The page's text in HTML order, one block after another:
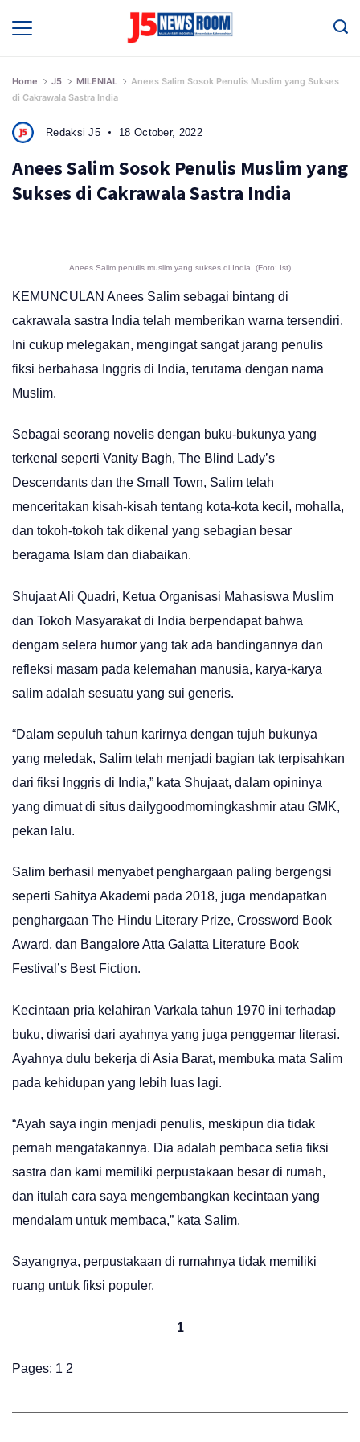
Home J5 MILENIAL
Anees Salim Sosok Penulis Muslim yang Sukses
di Cakrawala Sastra India
Redaksi J5 18 October, 2022
Anees Salim Sosok Penulis Muslim yang
Sukses di Cakrawala Sastra India
Anees Salim penulis muslim yang sukses di India. (Foto: Ist)
KEMUNCULAN Anees Salim sebagai bintang di
cakrawala sastra India telah memberikan warna tersendiri.
Ini cukup melegakan, mengingat sangat jarang penulis
fiksi berbahasa Inggris di India, terutama dengan nama
Muslim.
Sebagai seorang novelis dengan buku-bukunya yang
terkenal seperti Vanity Bagh, The Blind Lady’s
Descendants dan the Small Town, Salim telah
menceritakan kisah-kisah tentang kota-kota kecil, mohalla,
dan tokoh-tokoh tak dikenal yang sebagian besar
beragama Islam dan diabaikan.
Shujaat Ali Quadri, Ketua Organisasi Mahasiswa Muslim
dan Tokoh Masyarakat di India berpendapat bahwa
dengam selera humor yang tak ada bandingannya dan
refleksi masam pada kelemahan manusia, karya-karya
salim adalah sesuatu yang sui generis.
“Dalam sepuluh tahun karirnya dengan tujuh bukunya
yang meledak, Salim telah menjadi bagian tak terpisahkan
dari fiksi Inggris di India,” kata Shujaat, dalam opininya
yang dimuat di situs dailygoodmorningkashmir atau GMK,
pekan lalu.
Salim berhasil menyabet penghargaan paling bergengsi
seperti Sahitya Akademi pada 2018, juga mendapatkan
penghargaan The Hindu Literary Prize, Crossword Book
Award, dan Bangalore Atta Galatta Literature Book
Festival’s Best Fiction.
Kecintaan pria kelahiran Varkala tahun 1970 ini terhadap
buku, diwarisi dari ayahnya yang juga penggemar literasi.
Ayahnya dulu bekerja di Asia Barat, membuka mata Salim
pada kehidupan yang lebih luas lagi.
“Ayah saya ingin menjadi penulis, meskipun dia tidak
pernah mengatakannya. Dia adalah pembaca setia fiksi
sastra dan kami memiliki perpustakaan besar di rumah,
dan itulah cara saya mengembangkan kecintaan yang
mendalam untuk membaca,” kata Salim.
Sayangnya, perpustakaan di rumahnya tidak memiliki
ruang untuk fiksi populer.
1
Pages: 1 2